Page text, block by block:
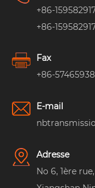
+86-
+86-
Fax
+86-
E-mail
Adresse
No 6, 1ère